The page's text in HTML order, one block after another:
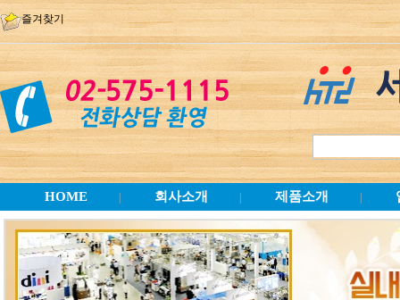
즐겨찾기
HOME 회사소개 제품소개